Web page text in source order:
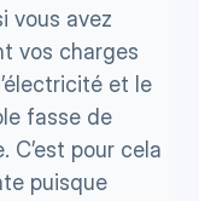
vous avez
vos charges
et le
fasse de
C’est pour cela
puisque